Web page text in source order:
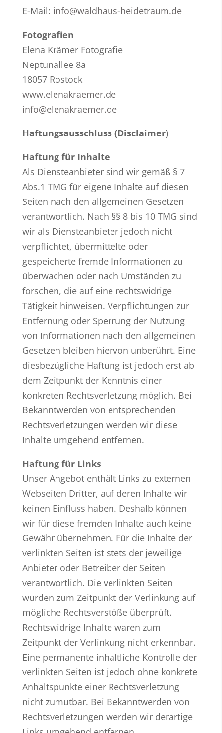
E-Mail: info@waldhaus-heidetraum.de
Fotografien
Elena Krämer Fotografie
Neptunallee 8a
18057 Rostock
www.elenakraemer.de
info@elenakraemer.de
Haftungsausschluss (Disclaimer)
Haftung für Inhalte
Als Diensteanbieter sind wir gemäß § 7
Abs.1 TMG für eigene Inhalte auf diesen
Seiten nach den allgemeinen Gesetzen
verantwortlich. Nach §§ 8 bis 10 TMG sind
wir als Diensteanbieter jedoch nicht
verpflichtet, übermittelte oder
gespeicherte fremde Informationen zu
überwachen oder nach Umständen zu
forschen, die auf eine rechtswidrige
Tätigkeit hinweisen. Verpflichtungen zur
Entfernung oder Sperrung der Nutzung
von Informationen nach den allgemeinen
Gesetzen bleiben hiervon unberührt. Eine
diesbezügliche Haftung ist jedoch erst ab
dem Zeitpunkt der Kenntnis einer
konkreten Rechtsverletzung möglich. Bei
Bekanntwerden von entsprechenden
Rechtsverletzungen werden wir diese
Inhalte umgehend entfernen.
Haftung für Links
Unser Angebot enthält Links zu externen
Webseiten Dritter, auf deren Inhalte wir
keinen Einfluss haben. Deshalb können
wir für diese fremden Inhalte auch keine
Gewähr übernehmen. Für die Inhalte der
verlinkten Seiten ist stets der jeweilige
Anbieter oder Betreiber der Seiten
verantwortlich. Die verlinkten Seiten
wurden zum Zeitpunkt der Verlinkung auf
mögliche Rechtsverstöße überprüft.
Rechtswidrige Inhalte waren zum
Zeitpunkt der Verlinkung nicht erkennbar.
Eine permanente inhaltliche Kontrolle der
verlinkten Seiten ist jedoch ohne konkrete
Anhaltspunkte einer Rechtsverletzung
nicht zumutbar. Bei Bekanntwerden von
Rechtsverletzungen werden wir derartige